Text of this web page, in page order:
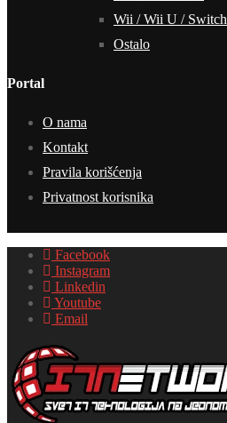
Wii / Wii U / Switch
Ostalo
Portal
O nama
Kontakt
Pravila korišćenja
Privatnost korisnika
Facebook
Instagram
Linkedin
Youtube
Email